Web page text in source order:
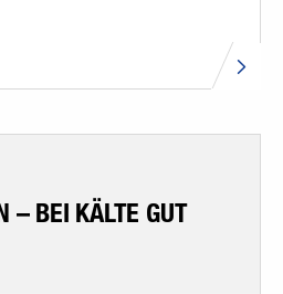
– BEI KÄLTE GUT